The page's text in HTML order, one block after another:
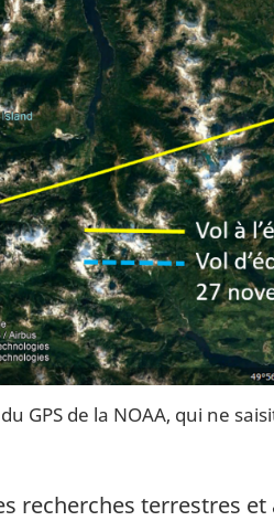
GPS de la NOAA, qui ne
recherches terrestres